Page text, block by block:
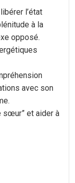
l’état
à la
opposé.
avec son
sœur” et aider à